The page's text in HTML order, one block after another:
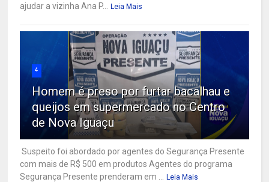
ajudar a vizinha Ana P... Leia Mais
4
Homem é preso por furtar bacalhau e
queijos em supermercado no Centro
de Nova Iguaçu
Suspeito foi abordado por agentes do Segurança Presente
com mais de R$ 500 em produtos Agentes do programa
Segurança Presente prenderam em ...
Leia Mais